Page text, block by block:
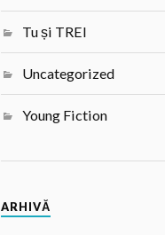
Tu și TREI
Uncategorized
Young Fiction
ARHIVĂ